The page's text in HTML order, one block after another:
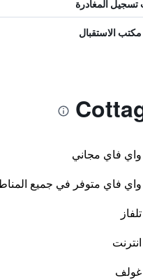
المغادرة
الاستقبال
واي فاي مجاني
واي فاي متوفر في جميع
تلفاز
انترنت
غولف